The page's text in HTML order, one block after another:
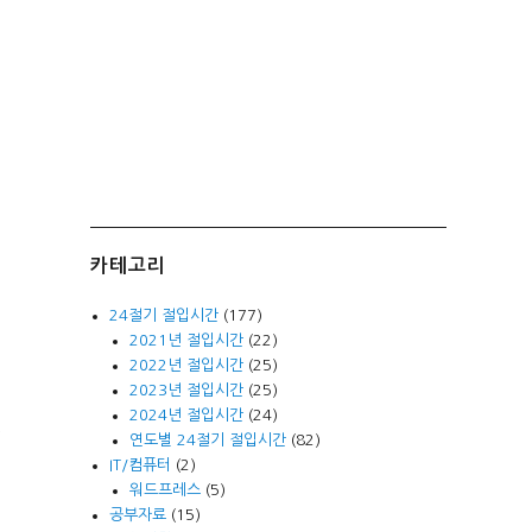
카테고리
24절기 절입시간 (177)
2021년 절입시간(22)
2022년 절입시간(25)
2023년 절입시간(25)
2024년 절입시간(24)
연도별 24절기 절입시간(82)
IT/컴퓨터
(2)
워드프레스(5)
공부자료 (15)